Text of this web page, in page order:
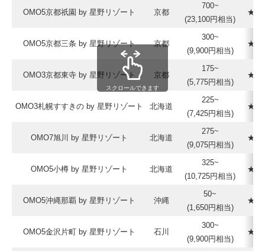
OMO5京都祇園 by 星野リゾート 京都
700~
(23,100円相当)
OMO5京都三条 by 星野リゾート 京都
300~
(9,900円相当)
OMO3京都東寺 by 星野リゾート 京都
175~
(5,775円相当)
OMO3札幌すすきの by 星野リゾート 北海道
225~
(7,425円相当)
OMO7旭川 by 星野リゾート 北海道
275~
(9,075円相当)
OMO5小樽 by 星野リゾート 北海道
325~
(10,725円相当)
OMO5沖縄那覇 by 星野リゾート 沖縄
50~
(1,650円相当)
OMO5金沢片町 by 星野リゾート 石川
300~
(9,900円相当)
スクロールできます